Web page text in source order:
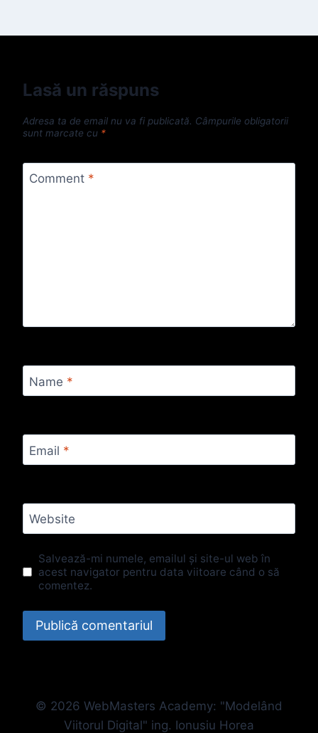
Lasă un răspuns
Adresa ta de email nu va fi publicată. Câmpurile obligatorii
sunt marcate cu *
Comment *
Name *
Email *
Website
Salvează-mi numele, emailul și site-ul web în
acest navigator pentru data viitoare când o să
comentez.
© 2026 WebMasters Academy: "Modelând
Viitorul Digital" ing. Ionusiu Horea